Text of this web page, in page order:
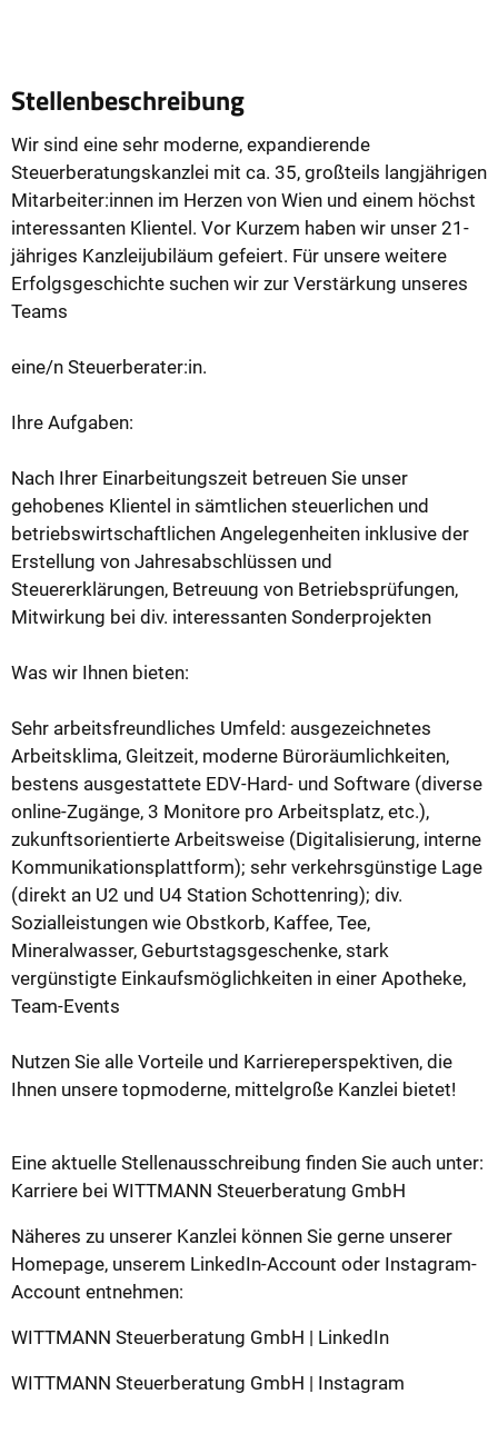
Stellenbeschreibung
Wir sind eine sehr moderne, expandierende
Steuerberatungskanzlei mit ca. 35, großteils langjährigen
Mitarbeiter:innen im Herzen von Wien und einem höchst
interessanten Klientel. Vor Kurzem haben wir unser 21-
jähriges Kanzleijubiläum gefeiert. Für unsere weitere
Erfolgsgeschichte suchen wir zur Verstärkung unseres
Teams
eine/n Steuerberater:in.
Ihre Aufgaben:
Nach Ihrer Einarbeitungszeit betreuen Sie unser
gehobenes Klientel in sämtlichen steuerlichen und
betriebswirtschaftlichen Angelegenheiten inklusive der
Erstellung von Jahresabschlüssen und
Steuererklärungen, Betreuung von Betriebsprüfungen,
Mitwirkung bei div. interessanten Sonderprojekten
Was wir Ihnen bieten:
Sehr arbeitsfreundliches Umfeld: ausgezeichnetes
Arbeitsklima, Gleitzeit, moderne Büroräumlichkeiten,
bestens ausgestattete EDV-Hard- und Software (diverse
online-Zugänge, 3 Monitore pro Arbeitsplatz, etc.),
zukunftsorientierte Arbeitsweise (Digitalisierung, interne
Kommunikationsplattform); sehr verkehrsgünstige Lage
(direkt an U2 und U4 Station Schottenring); div.
Sozialleistungen wie Obstkorb, Kaffee, Tee,
Mineralwasser, Geburtstagsgeschenke, stark
vergünstigte Einkaufsmöglichkeiten in einer Apotheke,
Team-Events
Nutzen Sie alle Vorteile und Karriereperspektiven, die
Ihnen unsere topmoderne, mittelgroße Kanzlei bietet!
Eine aktuelle Stellenausschreibung finden Sie auch unter:
Karriere bei WITTMANN Steuerberatung GmbH
Näheres zu unserer Kanzlei können Sie gerne unserer
Homepage, unserem LinkedIn-Account oder Instagram-
Account entnehmen:
WITTMANN Steuerberatung GmbH | LinkedIn
WITTMANN Steuerberatung GmbH | Instagram